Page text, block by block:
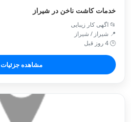
خدمات کاشت ناخن در شیراز
📂 اگهی کار زیبایی
📍 شیراز / شیراز
🕒 4 روز قبل
مشاهده جزئیات